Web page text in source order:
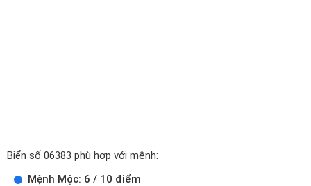
Biển số 06383 phù hợp với mệnh:
Mệnh Mộc: 6 / 10 điểm